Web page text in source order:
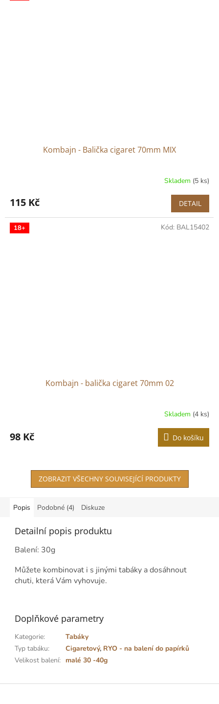
Kombajn - Balička cigaret 70mm MIX
Skladem (5 ks)
115 Kč DETAIL
18+
Kombajn - balička cigaret 70mm 02
Skladem (4 ks)
98 Kč Do košíku
Kód: BAL15402
ZOBRAZIT VŠECHNY SOUVISEJÍCÍ PRODUKTY
Popis Podobné (4) Diskuze
Detailní popis produktu
Balení: 30g
Můžete kombinovat i s jinými tabáky a dosáhnout
chuti, která Vám vyhovuje.
Doplňkové parametry
Kategorie:
Tabáky
Typ tabáku: Cigaretový, RYO - na balení do papírků
Velikost balení: malé 30 -40g
Z